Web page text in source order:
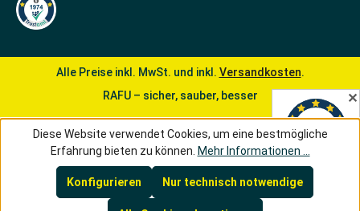
Alle Preise inkl. MwSt. und inkl. Versandkosten.
RAFU – sicher, sauber, besser
Diese Website verwendet Cookies, um eine bestmögliche
Erfahrung bieten zu können. Mehr Informationen ...
Nur technisch notwendige
Konfigurieren
✕